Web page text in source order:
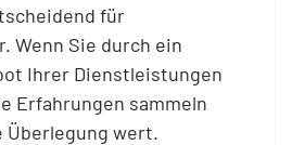
für
Wenn Sie durch ein
Ihrer Dienstleistungen
Erfahrungen sammeln
Überlegung wert.